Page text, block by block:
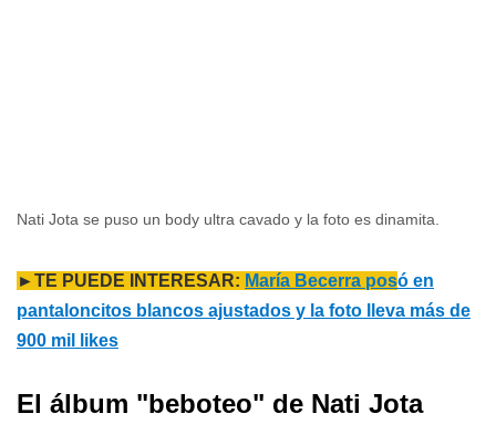
Nati Jota se puso un body ultra cavado y la foto es dinamita.
►TE PUEDE INTERESAR: María Becerra posó en
pantaloncitos blancos ajustados y la foto lleva más de
900 mil likes
El álbum "beboteo" de Nati Jota